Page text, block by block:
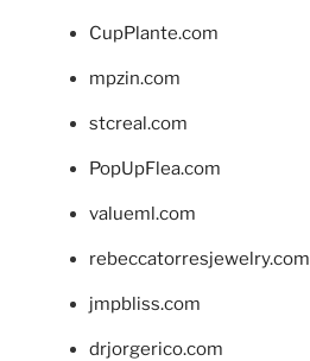
CupPlante.com
mpzin.com
stcreal.com
PopUpFlea.com
valueml.com
rebeccatorresjewelry.com
jmpbliss.com
drjorgerico.com